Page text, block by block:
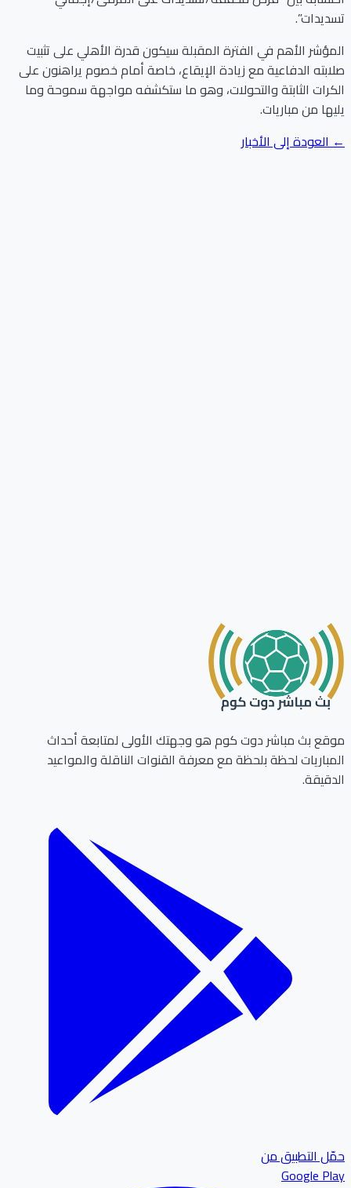
تسديدات”.
المؤشر الأهم في الفترة المقبلة سيكون قدرة الأهلي على تثبيت
صلابته الدفاعية مع زيادة الإيقاع، خاصة أمام خصوم يراهنون على
الكرات الثابتة والتحولات، وهو ما ستكشفه مواجهة سموحة وما
يليها من مباريات.
← العودة إلى الأخبار
موقع بث مباشر دوت كوم هو وجهتك الأولى لمتابعة أحداث
المباريات لحظة بلحظة مع معرفة القنوات الناقلة والمواعيد
الدقيقة.
حمّل التطبيق من
Google Play